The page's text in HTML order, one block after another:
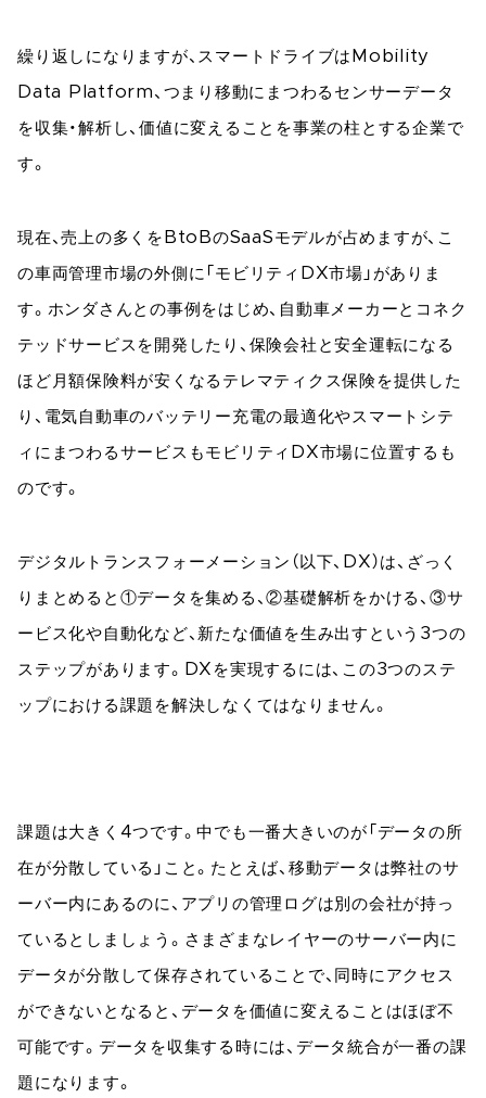
繰り返しになりますが、スマートドライブはMobility
Data Platform、つまり移動にまつわるセンサーデータ
を収集・解析し、価値に変えることを事業の柱とする企業で
す。
現在、売上の多くをBtoBのSaaSモデルが占めますが、こ
の車両管理市場の外側に「モビリティDX市場」がありま
す。ホンダさんとの事例をはじめ、自動車メーカーとコネク
テッドサービスを開発したり、保険会社と安全運転になる
ほど月額保険料が安くなるテレマティクス保険を提供した
り、電気自動車のバッテリー充電の最適化やスマートシテ
ィにまつわるサービスもモビリティDX市場に位置するも
のです。
デジタルトランスフォーメーション（以下、DX）は、ざっく
りまとめると①データを集める、②基礎解析をかける、③サ
ービス化や自動化など、新たな価値を生み出すという3つの
ステップがあります。DXを実現するには、この3つのステ
ップにおける課題を解決しなくてはなりません。
課題は大きく4つです。中でも一番大きいのが「データの所
在が分散している」こと。たとえば、移動データは弊社のサ
ーバー内にあるのに、アプリの管理ログは別の会社が持っ
ているとしましょう。さまざまなレイヤーのサーバー内に
データが分散して保存されていることで、同時にアクセス
ができないとなると、データを価値に変えることはほぼ不
可能です。データを収集する時には、データ統合が一番の課
題になります。